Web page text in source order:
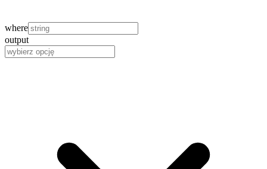
where
output